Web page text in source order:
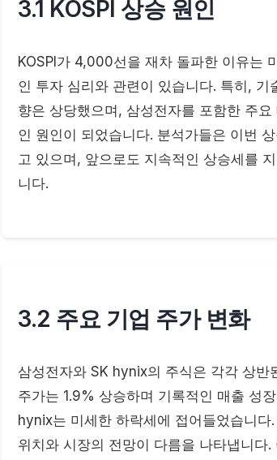
3.1 KOSPI 상승 원인
KOSPI가 4,000선을 재차 돌파한 이유는
인 투자 심리와 관련이 있습니다. 특히, 기
향은 상당했으며, 삼성전자를 포함한 주
인 원인이 되었습니다. 분석가들은 이번
고 있으며, 앞으로도 지속적인 상승세를
니다.
3.2 주요 기업 주가 변화
삼성전자와 SK hynix의 주식은 각각 상반
주가는 1.9% 상승하며 기록적인 매출 성
hynix는 미세한 하락세에 접어들었습니
위치와 시장의 전망이 다름을 나타냅니다